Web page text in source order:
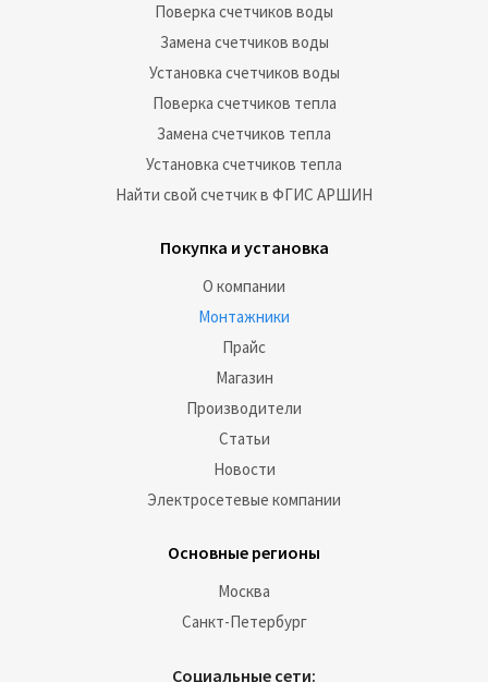
Поверка счетчиков воды
Замена счетчиков воды
Установка счетчиков воды
Поверка счетчиков тепла
Замена счетчиков тепла
Установка счетчиков тепла
Найти свой счетчик в ФГИС АРШИН
Покупка и установка
О компании
Монтажники
Прайс
Магазин
Производители
Статьи
Новости
Электросетевые компании
Основные регионы
Москва
Санкт-Петербург
Социальные сети: